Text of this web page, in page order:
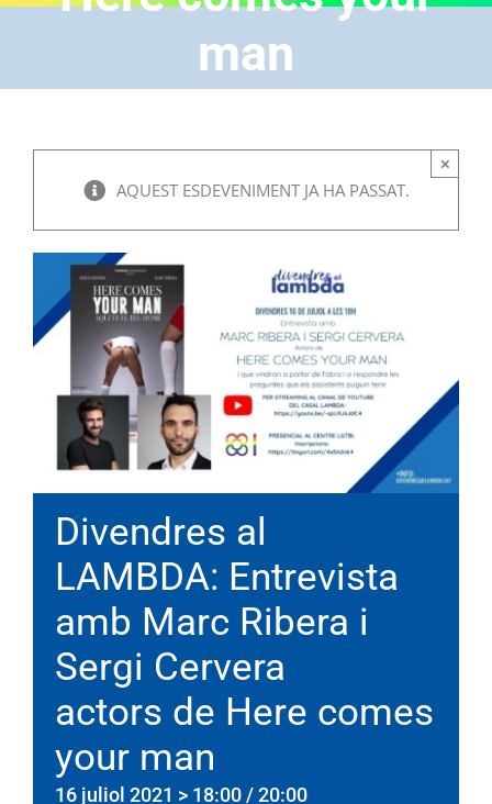
man
AQUEST ESDEVENIMENT JA HA PASSAT.
×
Divendres al
LAMBDA: Entrevista
amb Marc Ribera i
Sergi Cervera
actors de Here comes
your man
16 juliol 2021 > 18:00/20:00